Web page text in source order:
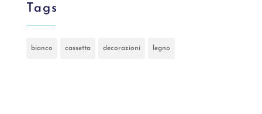
Tags
bianco cassetta decorazioni legno